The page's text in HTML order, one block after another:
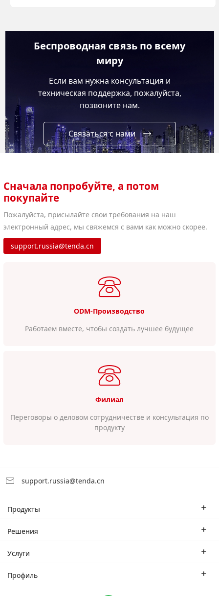
Беспроводная связь по всему
миру
Если вам нужна консультация и
техническая поддержка, пожалуйста,
позвоните нам.
Связаться с нами
Сначала попробуйте, а потом
покупайте
Пожалуйста, присылайте свои требования на наш
электронный адрес, мы свяжемся с вами как можно скорее.
support.russia@tenda.cn
ODM-Производство
Работаем вместе, чтобы создать лучшее будущее
Филиал
Переговоры о деловом сотрудничестве и консультация по
продукту
support.russia@tenda.cn
Продукты
Корпоративные маршрутизаторы
CPE
Решения
Отраслевые решения
Услуги
Филиал
Профиль